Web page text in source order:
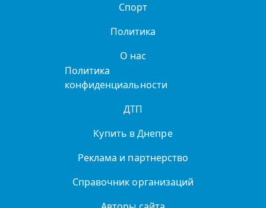
Спорт
Политика
О нас
Политика
конфиденциальности
ДТП
Купить в Днепре
Реклама и партнерство
Справочник организаций